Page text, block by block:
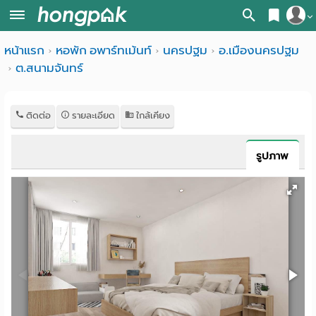
สมัครสมาชิก
หน้า
ค้นหา
ค้นจากสถานีรถไฟฟ้า
ค้นตามจังหวัด
ค้นจากสถานศึกษา
ค้นจากแผนที่
ค้นแบบละเอียด
พาร์
ห้อง
หน้าแรก หอพัก อพาร์ทเม้นท์ นครปฐม
อ.เมืองนครปฐม
ต.สนามจันทร์
ติดต่อ รายละเอียด ใกล้เคียง
รูปภาพ